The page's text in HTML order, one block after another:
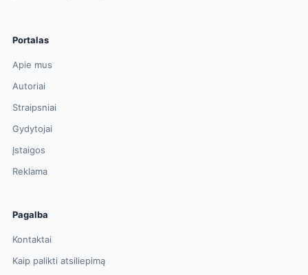
Portalas
Apie mus
Autoriai
Straipsniai
Gydytojai
Įstaigos
Reklama
Pagalba
Kontaktai
Kaip palikti atsiliepimą